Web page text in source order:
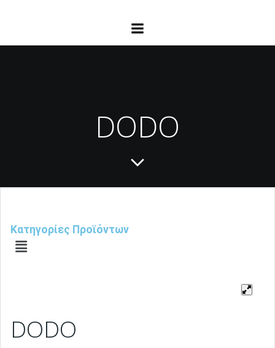
DODO
Κατηγορίες Προϊόντων
DODO